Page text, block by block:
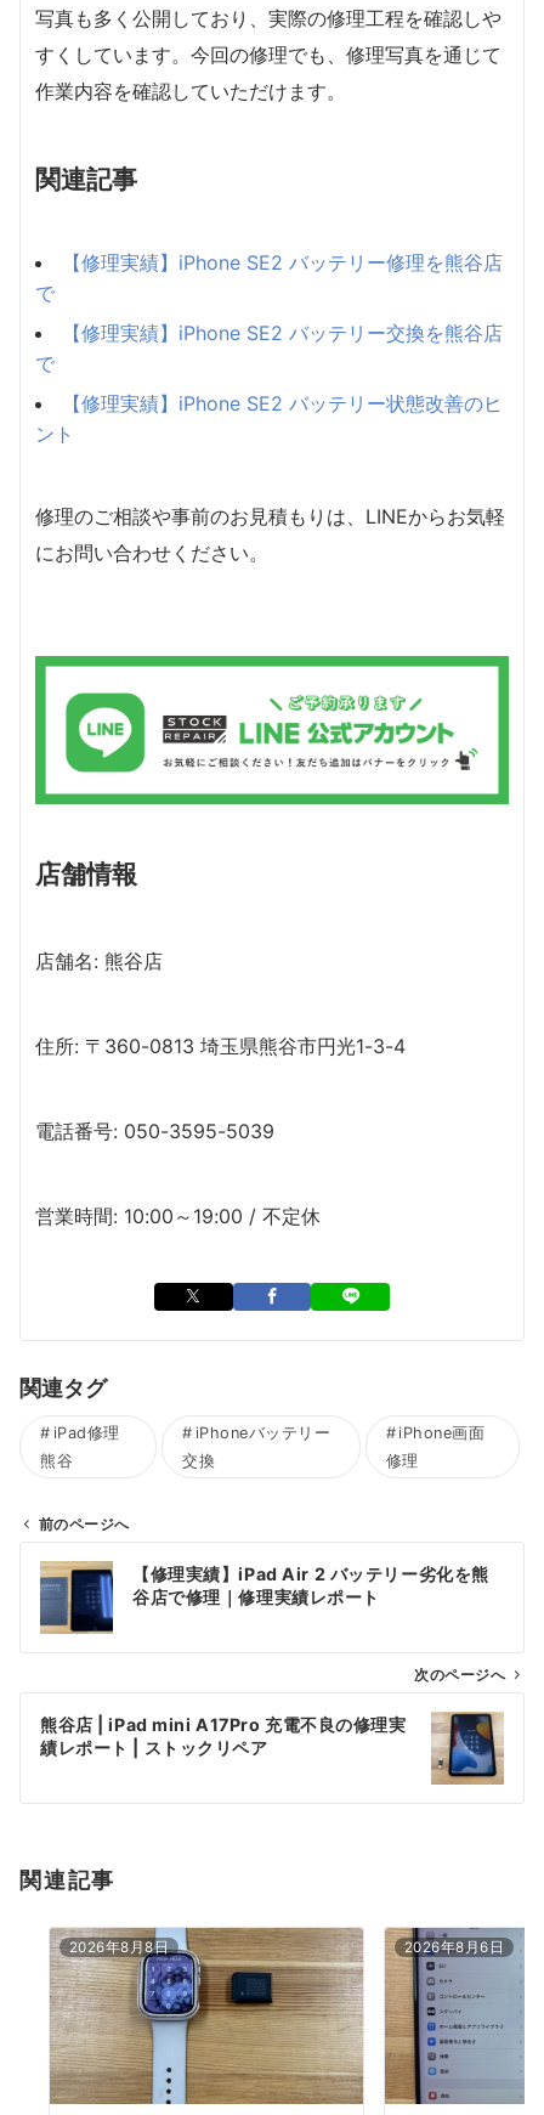
写真も多く公開しており、実際の修理工程を確認しや
すくしています。今回の修理でも、修理写真を通じて
作業内容を確認していただけます。
関連記事
【修理実績】iPhone SE2 バッテリー修理を熊谷店
で
【修理実績】iPhone SE2 バッテリー交換を熊谷店
で
【修理実績】iPhone SE2 バッテリー状態改善のヒ
ント
修理のご相談や事前のお見積もりは、LINEからお気軽
にお問い合わせください。
店舗情報
店舗名: 熊谷店
住所: 〒360-0813 埼玉県熊谷市円光1-3-4
電話番号: 050-3595-5039
営業時間: 10:00～19:00 / 不定休
関連タグ
iPad修理
熊谷
iPhoneバッテリー
交換
iPhone画面
修理
ビ
ン
前のページへ
【修理実績】iPad Air 2 バッテリー劣化を熊
谷店で修理｜修理実績レポート
次のページへ
熊谷店 | iPad mini A17Pro 充電不良の修理実
績レポート | ストックリペア
関連記事
2026年8月8日 2026年8月6日